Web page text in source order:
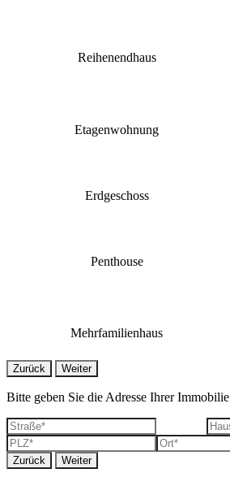
Reihenendhaus
Etagenwohnung
Erdgeschoss
Penthouse
Mehrfamilienhaus
Zurück Weiter
Bitte geben Sie die Adresse Ihrer
Zurück Weiter